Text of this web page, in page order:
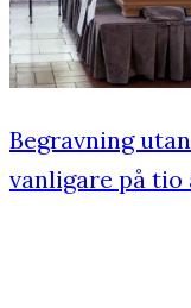
Begravning
vanligare på tio